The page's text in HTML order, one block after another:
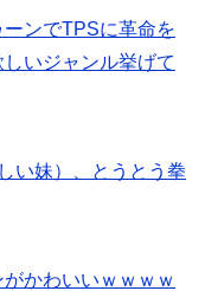
ンでTPSに革命を
いジャンル挙げて
い妹）、とうとう拳
かわいいｗｗｗｗ